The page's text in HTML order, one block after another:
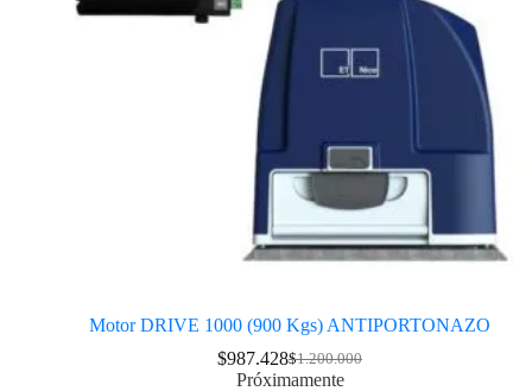
Motor DRIVE 1000 (900 Kgs) ANTIPORTONAZO
$1.200.000
$987.428
Próximamente